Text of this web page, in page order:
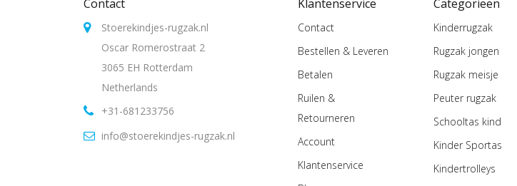
Contact
Stoerekindjes-rugzak.nl
Oscar Romerostraat 2
3065 EH Rotterdam
Netherlands
+31-681233756
info@stoerekindjes-rugzak.nl
Klantenservice
Contact
Bestellen & Leveren
Betalen
Ruilen &
Retourneren
Account
Klantenservice
Categorieën
Kinderrugzak
Rugzak jongen
Rugzak meisje
Peuter rugzak
Schooltas kind
Kinder Sportas
Kindertrolleys